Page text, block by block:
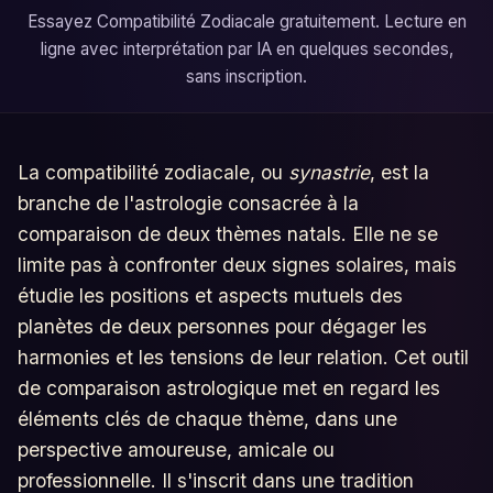
Essayez Compatibilité Zodiacale gratuitement. Lecture en
ligne avec interprétation par IA en quelques secondes,
sans inscription.
La compatibilité zodiacale, ou synastrie, est la
branche de l'astrologie consacrée à la
comparaison de deux thèmes natals. Elle ne se
limite pas à confronter deux signes solaires, mais
étudie les positions et aspects mutuels des
planètes de deux personnes pour dégager les
harmonies et les tensions de leur relation. Cet outil
de comparaison astrologique met en regard les
éléments clés de chaque thème, dans une
perspective amoureuse, amicale ou
professionnelle. Il s'inscrit dans une tradition